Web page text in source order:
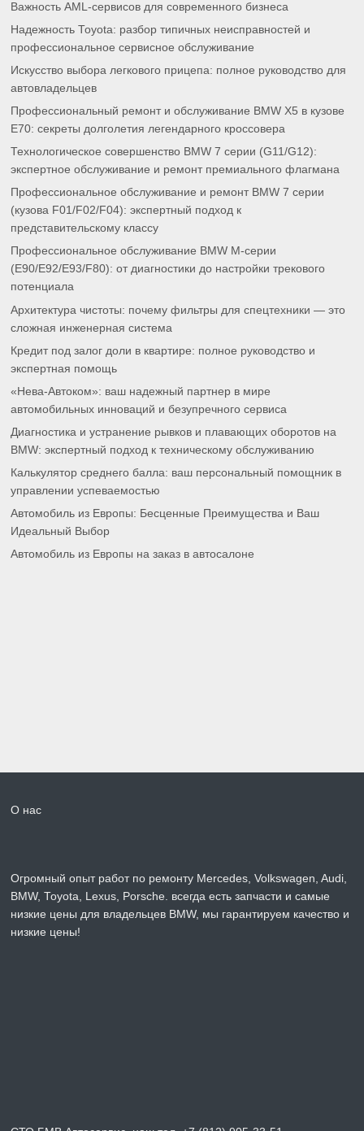
Важность AML-сервисов для современного бизнеса
Надежность Toyota: разбор типичных неисправностей и
профессиональное сервисное обслуживание
Искусство выбора легкового прицепа: полное руководство для
автовладельцев
Профессиональный ремонт и обслуживание BMW X5 в кузове
E70: секреты долголетия легендарного кроссовера
Технологическое совершенство BMW 7 серии (G11/G12):
экспертное обслуживание и ремонт премиального флагмана
Профессиональное обслуживание и ремонт BMW 7 серии
(кузова F01/F02/F04): экспертный подход к
представительскому классу
Профессиональное обслуживание BMW M-серии
(E90/E92/E93/F80): от диагностики до настройки трекового
потенциала
Архитектура чистоты: почему фильтры для спецтехники — это
сложная инженерная система
Кредит под залог доли в квартире: полное руководство и
экспертная помощь
«Нева-Автоком»: ваш надежный партнер в мире
автомобильных инноваций и безупречного сервиса
Диагностика и устранение рывков и плавающих оборотов на
BMW: экспертный подход к техническому обслуживанию
Калькулятор среднего балла: ваш персональный помощник в
управлении успеваемостью
Автомобиль из Европы: Бесценные Преимущества и Ваш
Идеальный Выбор
Автомобиль из Европы на заказ в автосалоне
О нас
Огромный опыт работ по ремонту Mercedes, Volkswagen, Audi,
BMW, Toyota, Lexus, Porsche. всегда есть запчасти и самые
низкие цены для владельцев BMW, мы гарантируем качество и
низкие цены!